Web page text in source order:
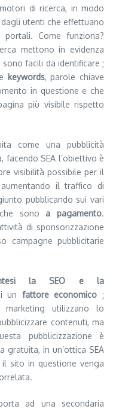
di ricerca, in modo
utenti che effettuano
Come funziona?
mettono in evidenza
facili da identificare ;
keywords, parole chiave
in questione e che
più visibile rispetto
come una pubblicità
facendo SEA l’obiettivo è
visibilità possibile per il
il traffico di
pubblicando sui vari
sono a pagamento.
di sponsorizzazione
campagne pubblicitarie
la SEO e la
un fattore economico ;
utilizzano lo
contenuti, ma
pubblicizzazione è
gratuita, in un’ottica SEA
sito in questione venga
ad una secondaria